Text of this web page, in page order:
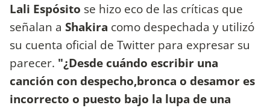
Lali Espósito se hizo eco de las críticas que
señalan a Shakira como despechada y utilizó
su cuenta oficial de Twitter para expresar su
parecer. "¿Desde cuándo escribir una
canción con despecho,bronca o desamor es
incorrecto o puesto bajo la lupa de una